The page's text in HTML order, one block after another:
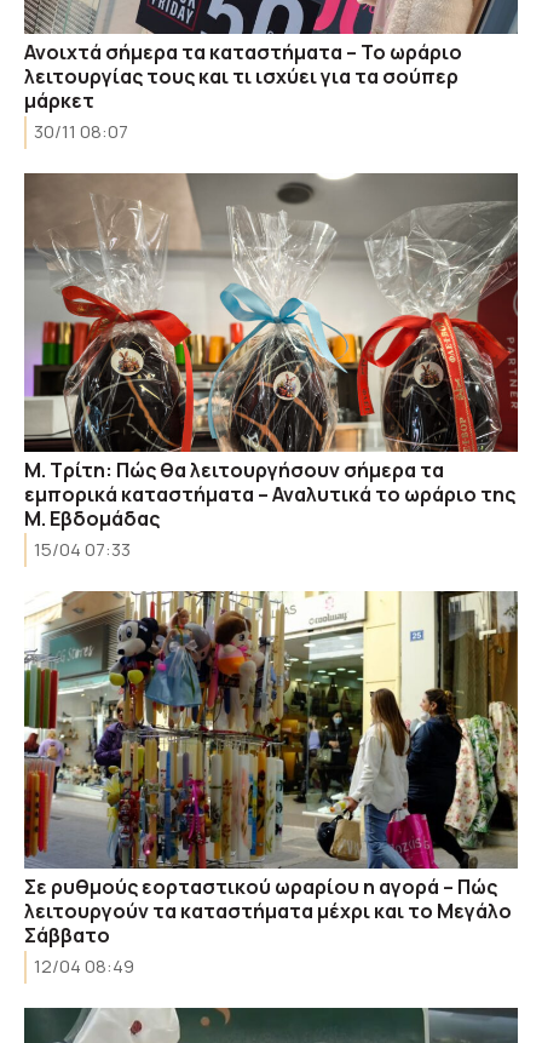
Ανοιχτά σήμερα τα καταστήματα – Το ωράριο
λειτουργίας τους και τι ισχύει για τα σούπερ
μάρκετ
30/11 08:07
Μ. Τρίτη: Πώς θα λειτουργήσουν σήμερα τα
εμπορικά καταστήματα – Αναλυτικά το ωράριο της
Μ. Εβδομάδας
15/04 07:33
Σε ρυθμούς εορταστικού ωραρίου η αγορά – Πώς
λειτουργούν τα καταστήματα μέχρι και το Μεγάλο
Σάββατο
12/04 08:49